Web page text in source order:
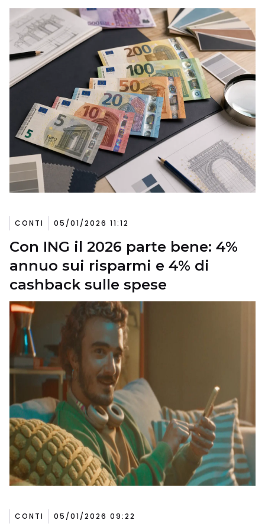
CONTI 05/01/2026 11:12
Con ING il 2026 parte bene: 4%
annuo sui risparmi e 4% di
cashback sulle spese
CONTI 05/01/2026 09:22